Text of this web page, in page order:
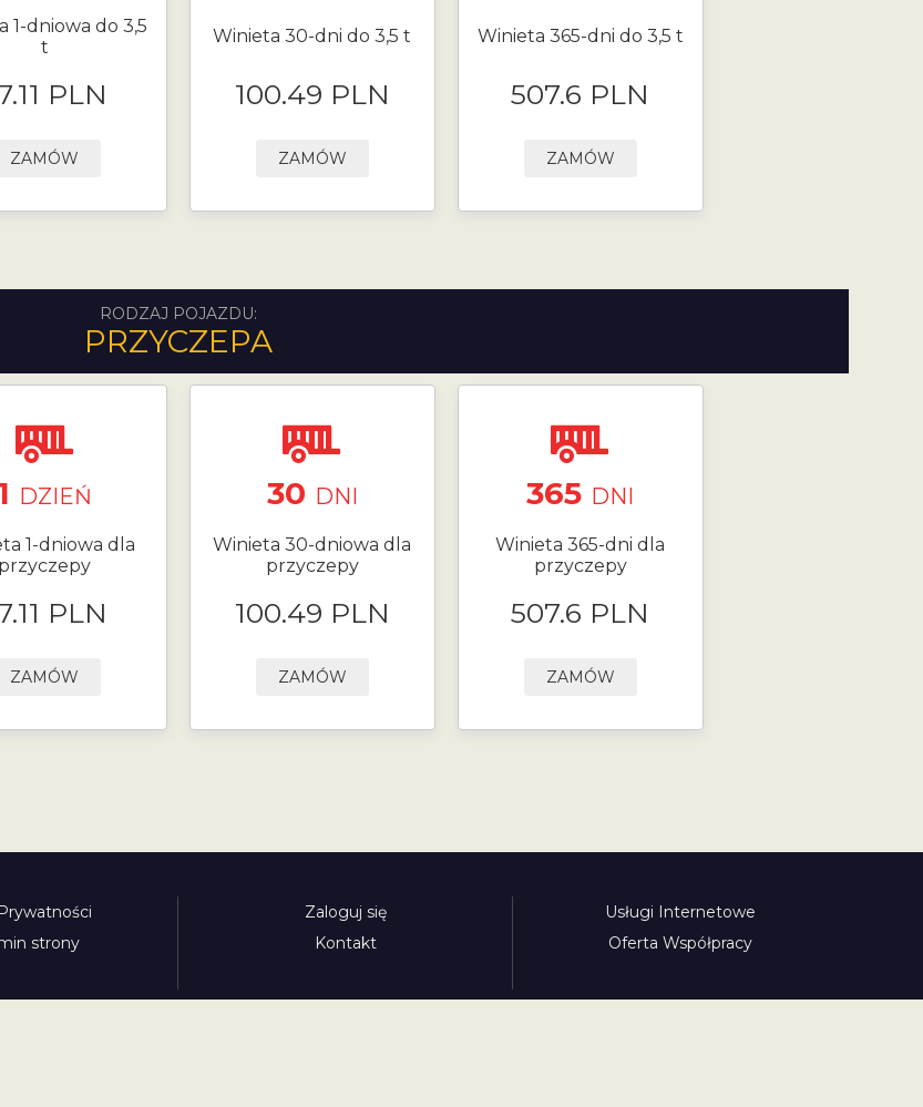
1-dniowa do 3,5
t
PLN
ZAMÓW
Winieta 30-dni do 3,5 t
100.49 PLN
ZAMÓW
Winieta 365-dni do 3,5 t
507.6 PLN
ZAMÓW
RODZAJ POJAZDU:
PRZYCZEPA
DZIEŃ
1-dniowa dla
przyczepy
PLN
ZAMÓW
30 DNI
Winieta 30-dniowa dla
przyczepy
100.49 PLN
ZAMÓW
365 DNI
Winieta 365-dni dla
przyczepy
507.6 PLN
ZAMÓW
strony
Zaloguj się
Kontakt
Usługi Internetowe
Oferta Współpracy